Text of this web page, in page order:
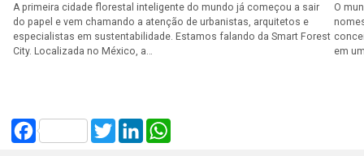
A primeira cidade florestal inteligente do mundo já começou a sair
do papel e vem chamando a atenção de urbanistas, arquitetos e
especialistas em sustentabilidade. Estamos falando da Smart Forest
City. Localizada no México, a…
O
em
Facebook TwitterLinkedIn